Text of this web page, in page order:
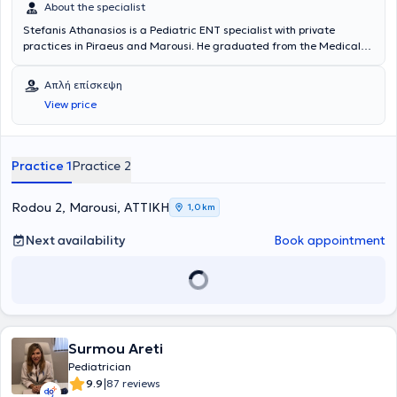
About the specialist
Stefanis Athanasios is a Pediatric ENT specialist with private
practices in Piraeus and Marousi. He graduated from the Medical
Kapodistrian University of Athens. He possesses valuable experience
and knowledge in his field, having worked for several years as an
Otolaryngologist at the Athens General Hospital "Hippocratio" and
at the Athens Children's General Hospital "P. & A. Kyriakou".
Association as well as a specialized member of the Athens Medical
Απλή επίσκεψη
View price
Practice 1Practice 2
Rodou 2, Marousi, ΑΤΤΙΚΗ 1,0 km
Next availability Book appointment
Surmou Areti
Pediatrician
9.9|87 reviews